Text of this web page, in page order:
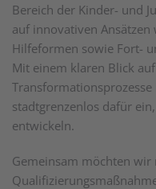
Bereich der Kinder- und
auf innovativen
Hilfeformen sowie Fort-
Mit einem klaren Blick
stadtgrenzenlos dafür
entwickeln.
Gemeinsam möchten wir